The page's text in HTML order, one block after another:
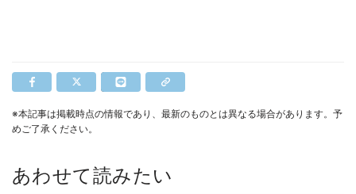
※本記事は掲載時点の情報であり、最新のものとは異なる場合があります。予
めご了承ください。
あわせて読みたい